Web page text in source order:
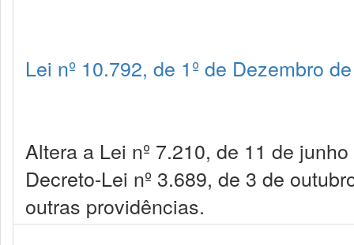
Lei nº 10.792, de 1º de Dezembro
Altera a Lei nº 7.210, de 11 de
Decreto-Lei nº 3.689, de 3 de
outras providências.